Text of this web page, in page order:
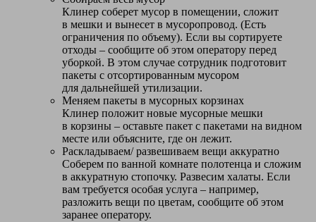
Клинер соберет мусор в помещении, сложит
в мешки и вынесет в мусоропровод. (Есть
ограничения по объему). Если вы сортируете
отходы – сообщите об этом оператору перед
уборкой. В этом случае сотрудник подготовит
пакеты с отсортированным мусором
для дальнейшей утилизации.
Меняем пакеты в мусорных корзинах
Клинер положит новые мусорные мешки
в корзины – оставьте пакет с пакетами на видном
месте или объясните, где он лежит.
Раскладываем/ развешиваем вещи аккуратно
Соберем по ванной комнате полотенца и сложим
в аккуратную стопочку. Развесим халаты. Если
вам требуется особая услуга – например,
разложить вещи по цветам, сообщите об этом
заранее оператору.